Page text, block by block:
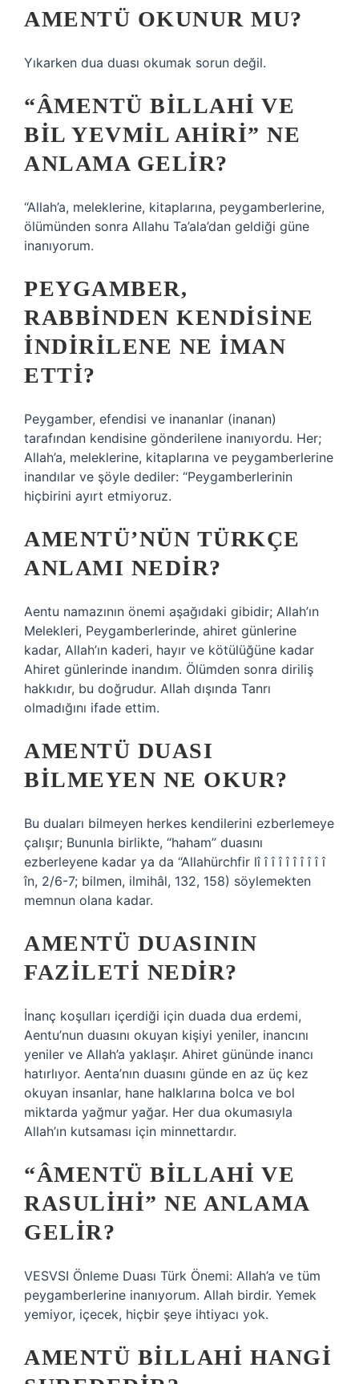
AMENTÜ OKUNUR MU?
Yıkarken dua duası okumak sorun değil.
“ÂMENTÜ BILLAHI VE
BIL YEVMIL AHIRI” NE
ANLAMA GELIR?
“Allah’a, meleklerine, kitaplarına, peygamberlerine,
ölümünden sonra Allahu Ta’ala’dan geldiği güne
inanıyorum.
PEYGAMBER,
RABBINDEN KENDISINE
INDIRILENE NE IMAN
ETTI?
Peygamber, efendisi ve inananlar (inanan)
tarafından kendisine gönderilene inanıyordu. Her;
Allah’a, meleklerine, kitaplarına ve peygamberlerine
inandılar ve şöyle dediler: “Peygamberlerinin
hiçbirini ayırt etmiyoruz.
AMENTÜ’NÜN TÜRKÇE
ANLAMI NEDIR?
Aentu namazının önemi aşağıdaki gibidir; Allah’ın
Melekleri, Peygamberlerinde, ahiret günlerine
kadar, Allah’ın kaderi, hayır ve kötülüğüne kadar
Ahiret günlerinde inandım. Ölümden sonra diriliş
hakkıdır, bu doğrudur. Allah dışında Tanrı
olmadığını ifade ettim.
AMENTÜ DUASI
BILMEYEN NE OKUR?
Bu duaları bilmeyen herkes kendilerini ezberlemeye
çalışır; Bununla birlikte, “haham” duasını
ezberleyene kadar ya da “Allahürchfir lî î î î î î î î î î
în, 2/6-7; bilmen, ilmihâl, 132, 158) söylemekten
memnun olana kadar.
AMENTÜ DUASININ
FAZILETI NEDIR?
İnanç koşulları içerdiği için duada dua erdemi,
Aentu’nun duasını okuyan kişiyi yeniler, inancını
yeniler ve Allah’a yaklaşır. Ahiret gününde inancı
hatırlıyor. Aenta’nın duasını günde en az üç kez
okuyan insanlar, hane halklarına bolca ve bol
miktarda yağmur yağar. Her dua okumasıyla
Allah’ın kutsaması için minnettardır.
“ÂMENTÜ BILLAHI VE
RASULIHI” NE ANLAMA
GELIR?
VESVSI Önleme Duası Türk Önemi: Allah’a ve tüm
peygamberlerine inanıyorum. Allah birdir. Yemek
yemiyor, içecek, hiçbir şeye ihtiyacı yok.
AMENTÜ BILLAHI HANGI